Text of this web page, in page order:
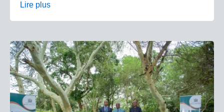
Lire plus